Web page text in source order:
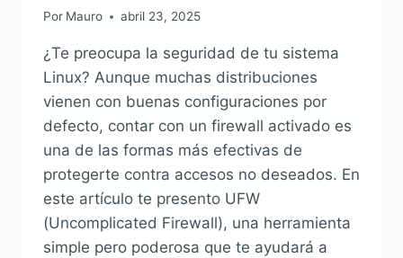
Por Mauro abril 23, 2025
¿Te preocupa la seguridad de tu sistema
Linux? Aunque muchas distribuciones
vienen con buenas configuraciones por
defecto, contar con un firewall activado es
una de las formas más efectivas de
protegerte contra accesos no deseados. En
este artículo te presento UFW
(Uncomplicated Firewall), una herramienta
simple pero poderosa que te ayudará a